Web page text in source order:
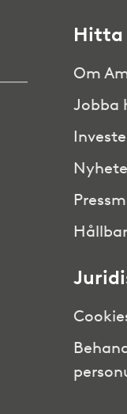
Hitta
Om
Jobba